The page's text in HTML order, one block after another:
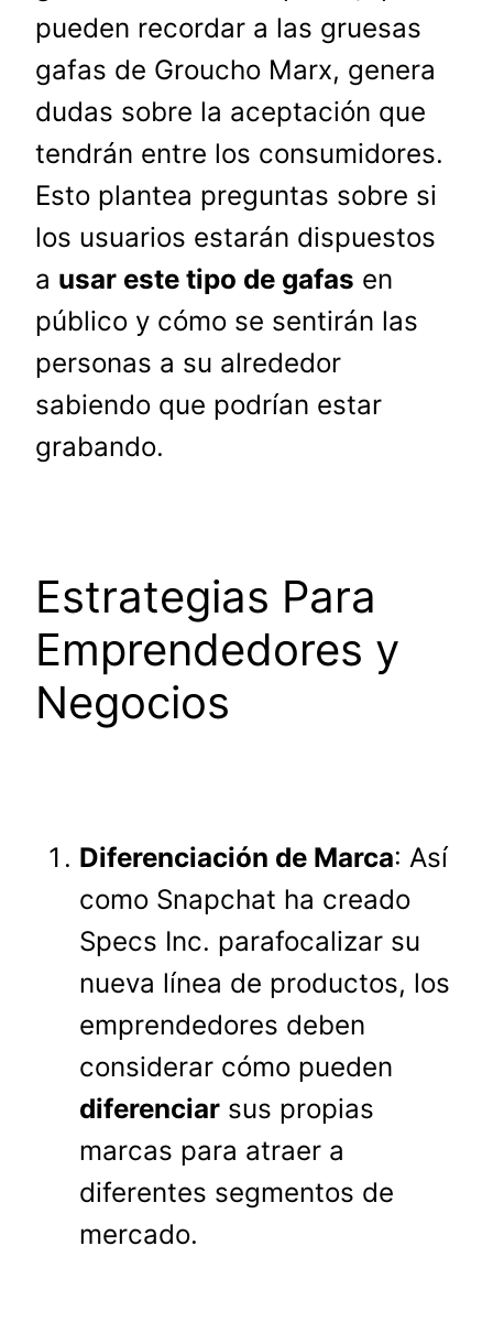
pueden recordar a las gruesas
gafas de Groucho Marx, genera
dudas sobre la aceptación que
tendrán entre los consumidores.
Esto plantea preguntas sobre si
los usuarios estarán dispuestos
a usar este tipo de gafas en
público y cómo se sentirán las
personas a su alrededor
sabiendo que podrían estar
grabando.
Estrategias Para
Emprendedores y
Negocios
Diferenciación de Marca: Así
como Snapchat ha creado
Specs Inc. parafocalizar su
nueva línea de productos, los
emprendedores deben
considerar cómo pueden
diferenciar sus propias
marcas para atraer a
diferentes segmentos de
mercado.